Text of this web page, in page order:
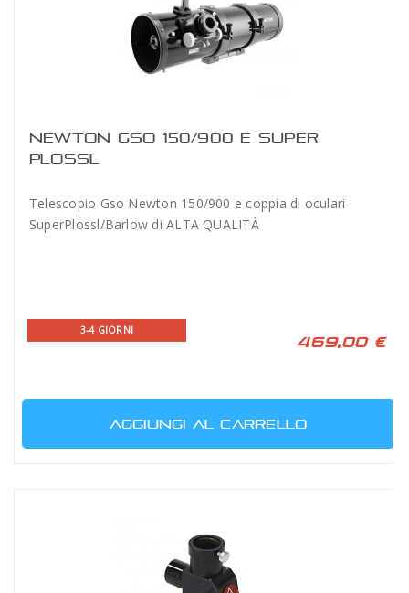
NEWTON GSO 150/900 E SUPER
PLOSSL
Telescopio Gso Newton 150/900 e coppia di oculari
SuperPlossl/Barlow di ALTA QUALITÀ
3-4 GIORNI
469,00 €
AGGIUNGI AL CARRELLO